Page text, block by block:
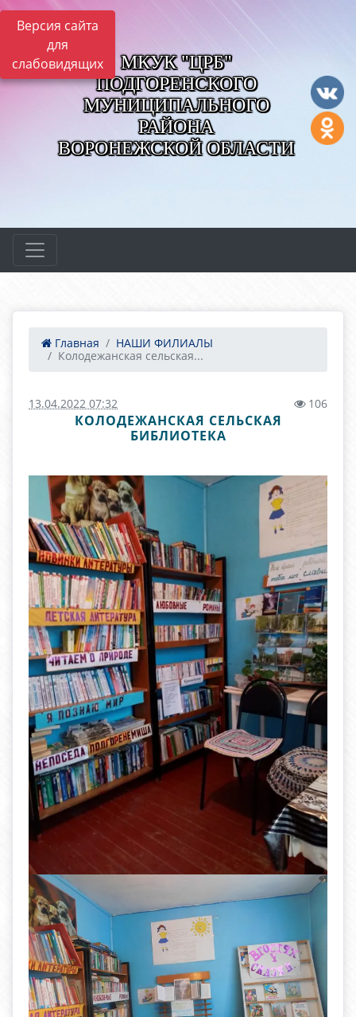
Версия сайта
для
слабовидящих
МКУК "ЦРБ"
ПОДГОРЕНСКОГО
МУНИЦИПАЛЬНОГО
РАЙОНА
ВОРОНЕЖСКОЙ ОБЛАСТИ
Главная
НАШИ ФИЛИАЛЫ
Колодежанская сельская...
13.04.2022 07:32 106
КОЛОДЕЖАНСКАЯ СЕЛЬСКАЯ
БИБЛИОТЕКА